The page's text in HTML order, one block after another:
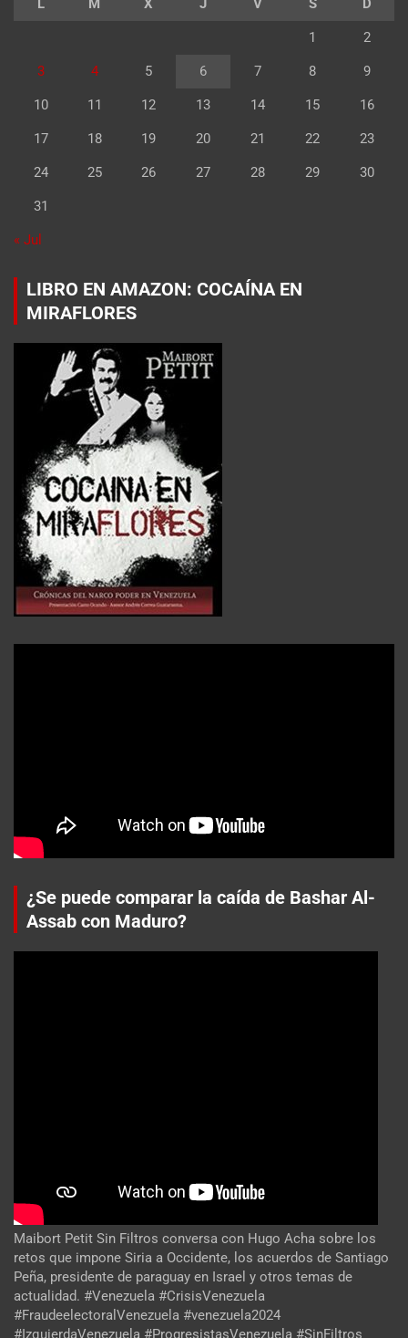
1 2
3 4 5 6 7 8 9
10 11 12 13 14 15 16
17 18 19 20 21 22 23
24 25 26 27 28 29 30
31
« Jul
LIBRO EN AMAZON: COCAÍNA EN
MIRAFLORES
¿Se puede comparar la caída de Bashar Al-
Assab con Maduro?
Maibort Petit Sin Filtros conversa con Hugo Acha sobre los
retos que impone Siria a Occidente, los acuerdos de Santiago
Peña, presidente de paraguay en Israel y otros temas de
actualidad. #Venezuela #CrisisVenezuela
#FraudeelectoralVenezuela #venezuela2024
#IzquierdaVenezuela #ProgresistasVenezuela #SinFiltros